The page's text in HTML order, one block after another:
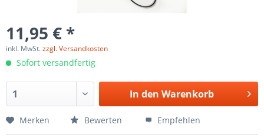
11,95 € *
inkl. MwSt.zzgl. Versandkosten
Sofort versandfertig
In den Warenkorb
Merken Bewerten Empfehlen